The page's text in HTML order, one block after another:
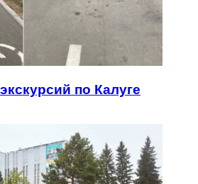
по Калуге